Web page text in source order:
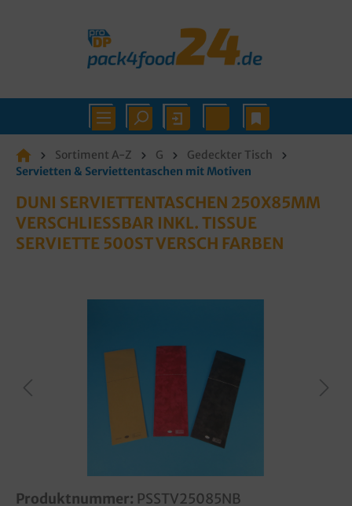
Sortiment A-Z G
Gedeckter Tisch
Servietten & Serviettentaschen mit Motiven
DUNI SERVIETTENTASCHEN 250X85MM
VERSCHLIESSBAR INKL. TISSUE S
ERVIETTE 500ST VERSCH FARBEN
Produktnummer: PSSTV25085NB